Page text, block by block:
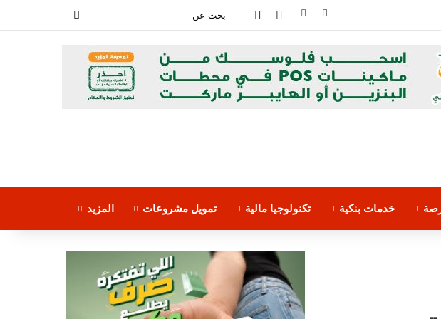
فيسبوك‫YouTube
خدمات بنكية تكنولوجيا مالية تمويل مشروعات المزيد